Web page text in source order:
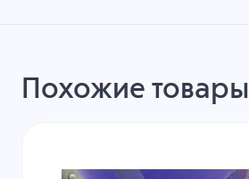
Похожие товары